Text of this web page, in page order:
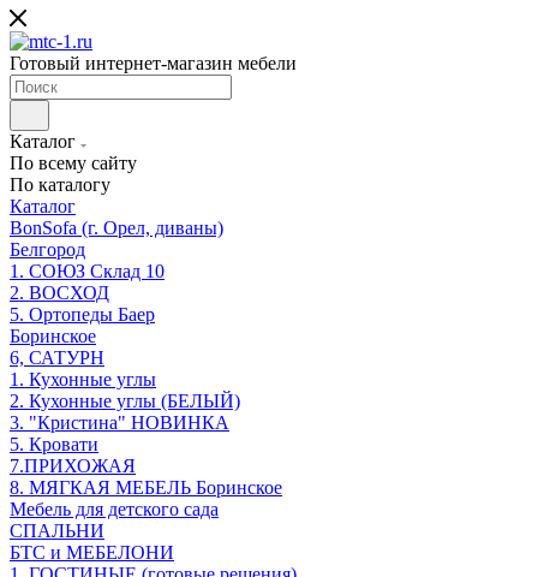
Готовый интернет-магазин мебели
Каталог
По всему сайту
По каталогу
Каталог
BonSofa (г. Орел, диваны)
Белгород
1. СОЮЗ Склад 10
2. ВОСХОД
5. Ортопеды Баер
Боринское
6, САТУРН
1. Кухонные углы
2. Кухонные углы (БЕЛЫЙ)
3. "Кристина" НОВИНКА
5. Кровати
7.ПРИХОЖАЯ
8. МЯГКАЯ МЕБЕЛЬ Боринское
Мебель для детского сада
СПАЛЬНИ
БТС и МЕБЕЛОНИ